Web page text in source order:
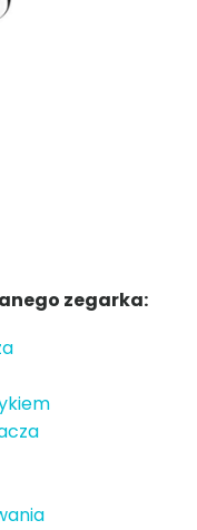
zegarka: